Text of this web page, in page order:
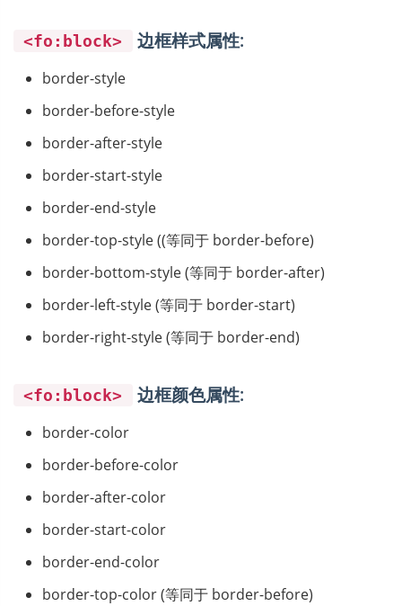
<fo:block> 边框样式属性:
border-style
border-before-style
border-after-style
border-start-style
border-end-style
border-top-style ((等同于 border-before)
border-bottom-style (等同于 border-after)
border-left-style (等同于 border-start)
border-right-style (等同于 border-end)
<fo:block> 边框颜色属性:
border-color
border-before-color
border-after-color
border-start-color
border-end-color
border-top-color (等同于 border-before)